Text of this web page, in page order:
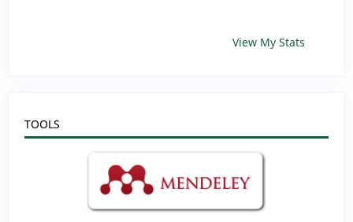
View My Stats
TOOLS